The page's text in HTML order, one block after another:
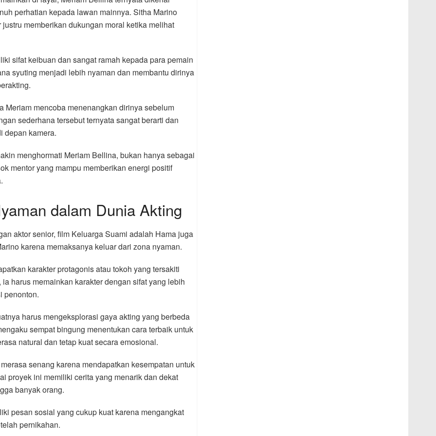
perhatian kepada lawan mainnya. Sitha Marino
memberikan dukungan moral ketika melihat
sifat keibuan dan sangat ramah kepada para pemain
syuting menjadi lebih nyaman dan membantu dirinya
Meriam mencoba menenangkan dirinya sebelum
sederhana tersebut ternyata sangat berarti dan
depan kamera.
menghormati Meriam Bellina, bukan hanya sebagai
mentor yang mampu memberikan energi positif
dalam Dunia Akting
aktor senior, film Keluarga Suami adalah Hama juga
karena memaksanya keluar dari zona nyaman.
karakter protagonis atau tokoh yang tersakiti
harus memainkan karakter dengan sifat yang lebih
penonton.
harus mengeksplorasi gaya akting yang berbeda
sempat bingung menentukan cara terbaik untuk
natural dan tetap kuat secara emosional.
senang karena mendapatkan kesempatan untuk
proyek ini memiliki cerita yang menarik dan dekat
banyak orang.
pesan sosial yang cukup kuat karena mengangkat
pernikahan.